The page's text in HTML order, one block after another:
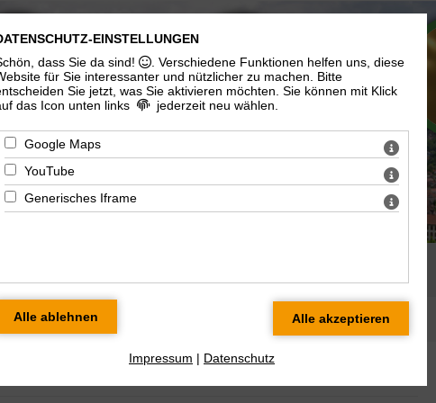
Katholische
Gemeinde "St.
Marien"
Kirchenmusik Ökumenisches
EINSTELLUNGEN
dass Sie da sind!
. Verschiedene Funktionen helfen uns, diese
für Sie interessanter und nützlicher zu machen.
Bitte
Sie jetzt, was Sie aktivieren möchten. Sie können mit Klick
das Icon unten links
jederzeit neu wählen.
Google Maps
YouTube
Generisches Iframe
Impressum | Datenschutz